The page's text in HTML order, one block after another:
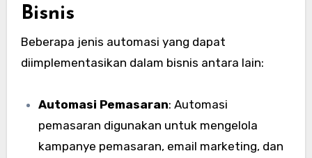
Bisnis
Beberapa jenis automasi yang dapat
diimplementasikan dalam bisnis antara lain:
Automasi Pemasaran: Automasi
pemasaran digunakan untuk mengelola
kampanye pemasaran, email marketing, dan